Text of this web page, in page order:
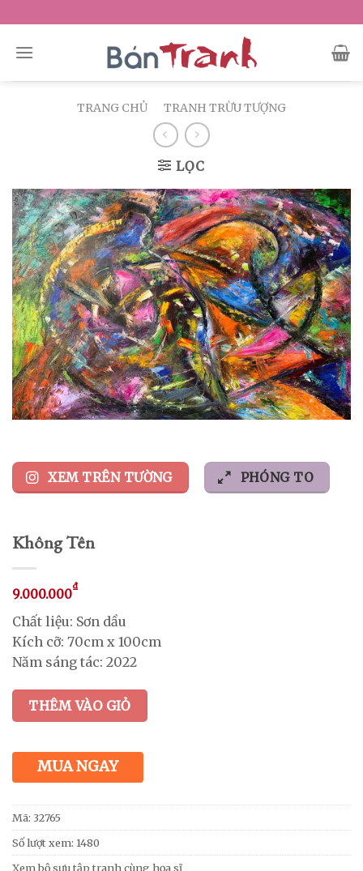
to
content
TRANG CHỦ TRANH TRỪU TƯỢNG
LỌC
XEM TRÊN TƯỜNG PHÓNG TO
Không Tên
9.000.000₫
Chất liệu: Sơn dầu
Kích cỡ: 70cm x 100cm
Năm sáng tác: 2022
THÊM VÀO GIỎ
MUA NGAY
Mã: 32765
Số lượt xem: 1480
Xem bộ sưu tập tranh cùng họa sĩ